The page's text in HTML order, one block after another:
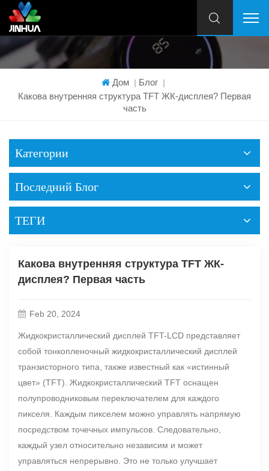
Дом | Блог |
Какова внутренняя структура TFT ЖК-дисплея? Первая
часть
Категории
Последний Блог
ТЕГИ
Какова внутренняя структура TFT ЖК-
дисплея? Первая часть
Feb 20, 2024
Жидкокристаллический дисплей TFT-LCD представляет
собой тонкопленочный жидкокристаллический дисплей
транзисторного типа, также известный как «истинный
цвет» (TFT). Жидкокристаллический TFT оснащен
полупроводниковым переключателем для каждого
пикселя. Каждым пикселем можно управлять напрямую
посредством точечных импульсов. Следовательно,
каждый узел относительно независим и может
управляться непрерывно. Это не только улучшает